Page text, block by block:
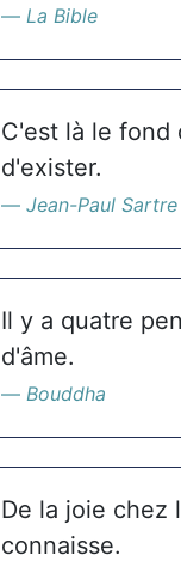
La Bible
C'est là le fond
d'exister.
Jean-Paul Sartre
Il y a quatre
d'âme.
Bouddha
De la joie chez
connaisse.